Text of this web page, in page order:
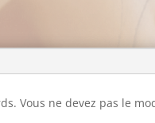
produit
Vous ne devez pas le